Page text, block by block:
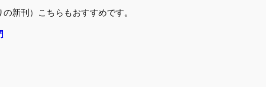
新刊）こちらもおすすめです。